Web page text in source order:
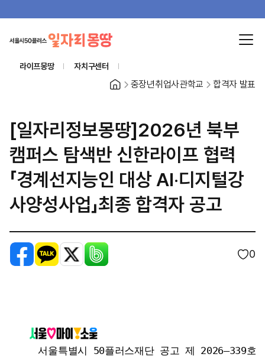
라이프몽땅 자치구센터
홈 중장년취업사관학교 합격자 발표
[일자리정보몽땅]2026년 북부
캠퍼스 탐색반 신한라이프 협력
「경계선지능인 대상 AI‧디지털강
사양성사업」최종 합격자 공고
페이스북카카오톡X 밴드
0
서울특별시 50플러스재단 공고 제 2026–339호